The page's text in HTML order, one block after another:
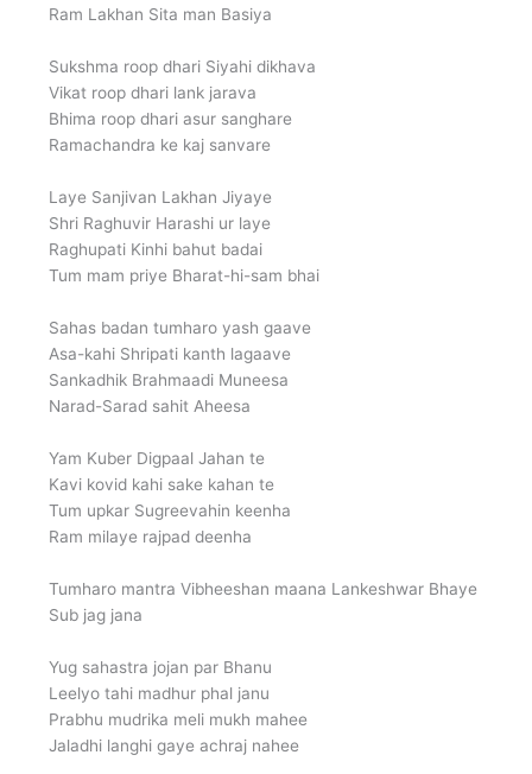
Ram Lakhan Sita man Basiya
Sukshma roop dhari Siyahi dikhava
Vikat roop dhari lank jarava
Bhima roop dhari asur sanghare
Ramachandra ke kaj sanvare
Laye Sanjivan Lakhan Jiyaye
Shri Raghuvir Harashi ur laye
Raghupati Kinhi bahut badai
Tum mam priye Bharat-hi-sam bhai
Sahas badan tumharo yash gaave
Asa-kahi Shripati kanth lagaave
Sankadhik Brahmaadi Muneesa
Narad-Sarad sahit Aheesa
Yam Kuber Digpaal Jahan te
Kavi kovid kahi sake kahan te
Tum upkar Sugreevahin keenha
Ram milaye rajpad deenha
Tumharo mantra Vibheeshan maana Lankeshwar Bhaye
Sub jag jana
Yug sahastra jojan par Bhanu
Leelyo tahi madhur phal janu
Prabhu mudrika meli mukh mahee
Jaladhi langhi gaye achraj nahee